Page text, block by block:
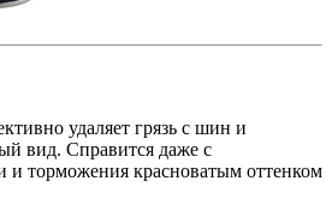
удаляет грязь с шин и
вид. Справится даже с
и торможения красноватым оттенком